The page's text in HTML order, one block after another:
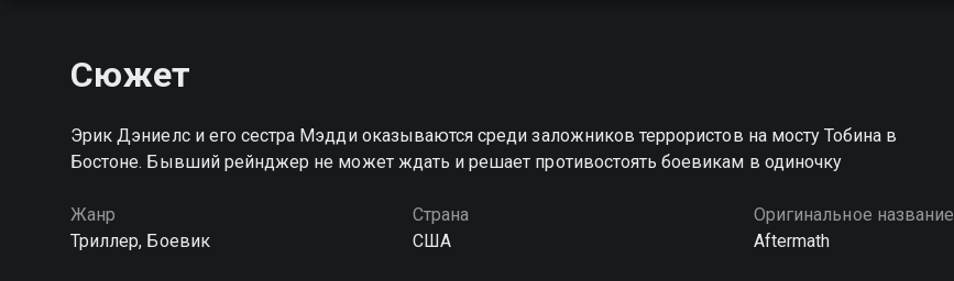
Сюжет
Эрик Дэниелс и его сестра Мэдди оказываются среди заложников террористов на мосту Тобина в
Бостоне. Бывший рейнджер не может ждать и решает противостоять боевикам в одиночку
Жанр
Триллер, Боевик
Страна
США
Оригинальное название
Aftermath